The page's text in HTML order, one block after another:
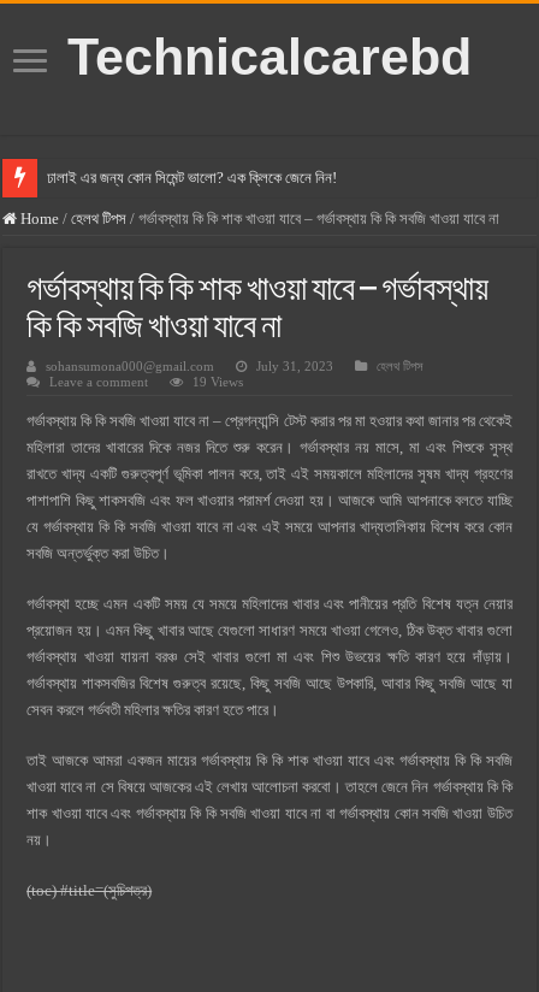
Technicalcarebd
ঢালাই এর জন্য কোন সিমেন্ট ভালো? এক ক্লিকে জেনে নিন!
বসুন্ধরা সিমেন্ট এর দাম ২০২৫
হোলসিম সিমেন্ট দাম ২০২৫
সুপারক্রিট সিমেন্ট দাম ২০২৫
জুডিশিয়াল ম্যাজিস্ট্রেট কি? জুডিশিয়াল ম্যাজিস্ট্রেট এর সুযোগ সুবিধা
ওয়ালটন টিভি কিস্তিতে কেনার নিয়ম ২০২৫
গ্রামে লাভজনক ব্যবসা ২০২৫ ও গ্রামের বাজারে ব্যবসার আইডিয়া
জেনে নিন, বর্তমানে মোবাইল ঘড়ি দাম কত ২০২৫
Home / হেলথ টিপস / গর্ভাবস্থায় কি কি শাক খাওয়া যাবে – গর্ভাবস্থায় কি কি সবজি খাওয়া যাবে না
গর্ভাবস্থায় কি কি শাক খাওয়া যাবে – গর্ভাবস্থায়
কি কি সবজি খাওয়া যাবে না
sohansumona000@gmail.com July 31, 2023
হেলথ টিপস
Leave a comment
19 Views
গর্ভাবস্থায় কি কি সবজি খাওয়া যাবে না – প্রেগন্যান্সি টেস্ট করার পর মা হওয়ার কথা জানার পর থেকেই
মহিলারা তাদের খাবারের দিকে নজর দিতে শুরু করেন। গর্ভাবস্থার নয় মাসে, মা এবং শিশুকে সুস্থ
রাখতে খাদ্য একটি গুরুত্বপূর্ণ ভূমিকা পালন করে, তাই এই সময়কালে মহিলাদের সুষম খাদ্য গ্রহণের
পাশাপাশি কিছু শাকসবজি এবং ফল খাওয়ার পরামর্শ দেওয়া হয়। আজকে আমি আপনাকে বলতে যাচ্ছি
যে গর্ভাবস্থায় কি কি সবজি খাওয়া যাবে না এবং এই সময়ে আপনার খাদ্যতালিকায় বিশেষ করে কোন
সবজি অন্তর্ভুক্ত করা উচিত।
গর্ভাবস্থা হচ্ছে এমন একটি সময় যে সময়ে মহিলাদের খাবার এবং পানীয়ের প্রতি বিশেষ যত্ন নেয়ার
প্রয়োজন হয়। এমন কিছু খাবার আছে যেগুলো সাধারণ সময়ে খাওয়া গেলেও, ঠিক উক্ত খাবার গুলো
গর্ভাবস্থায় খাওয়া যায়না বরঞ্চ সেই খাবার গুলো মা এবং শিশু উভয়ের ক্ষতি কারণ হয়ে দাঁড়ায়।
গর্ভাবস্থায় শাকসবজির বিশেষ গুরুত্ব রয়েছে, কিছু সবজি আছে উপকারি, আবার কিছু সবজি আছে যা
সেবন করলে গর্ভবতী মহিলার ক্ষতির কারণ হতে পারে।
তাই আজকে আমরা একজন মায়ের গর্ভাবস্থায় কি কি শাক খাওয়া যাবে এবং গর্ভাবস্থায় কি কি সবজি
খাওয়া যাবে না সে বিষয়ে আজকের এই লেখায় আলোচনা করবো। তাহলে জেনে নিন গর্ভাবস্থায় কি কি
শাক খাওয়া যাবে এবং গর্ভাবস্থায় কি কি সবজি খাওয়া যাবে না বা গর্ভাবস্থায় কোন সবজি খাওয়া উচিত
নয়।
(toc) #title=(সুচিপত্র)